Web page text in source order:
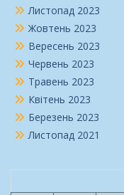
Листопад 2023
Жовтень 2023
Вересень 2023
Червень 2023
Травень 2023
Квітень 2023
Березень 2023
Листопад 2021